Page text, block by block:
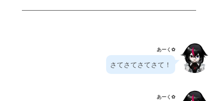
あーく✿⁠
さてさてさてさて！
あーく✿⁠